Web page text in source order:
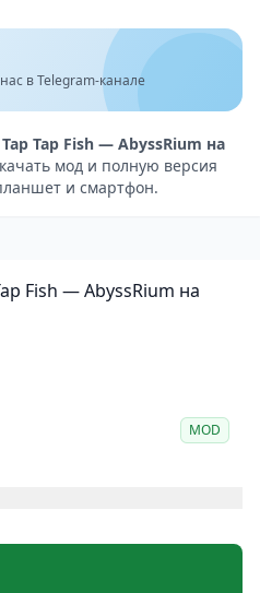
живом и динамичном
также выполнено на
игре сочетает в себе
эйджа, создавая
расслабления. Звуковые
игры является
настраивать свой
и декораций, а
и эффекты. Кроме
вас за успехи в игре.
на Андроид
в Telegram-канале
Tap Tap Fish — AbyssRium на
мод и полную версия
и смартфон.
Fish — AbyssRium на
MOD